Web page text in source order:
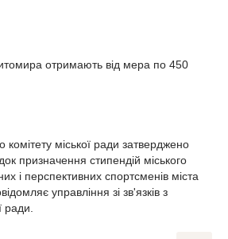
отримають від мера по 450
комітету міської ради затверджено
призначення стипендій міського
і перспективних спортсменів міста
управління зі зв'язків з
ради.